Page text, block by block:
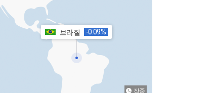
브라질 -0.09%
장중